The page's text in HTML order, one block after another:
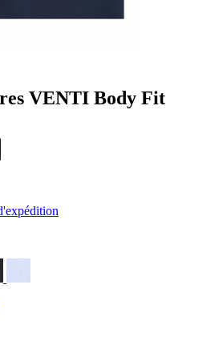
VENTI Body Fit